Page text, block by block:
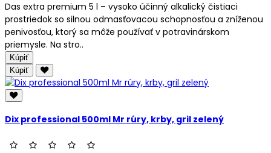
Das extra premium 5 l – vysoko účinný alkalický čistiaci
prostriedok so silnou odmasťovacou schopnosťou a zníženou
penivosťou, ktorý sa môže používať v potravinárskom
priemysle. Na stro..
Kúpiť
Kúpiť
Dix professional 500ml Mr rúry, krby, gril zelený